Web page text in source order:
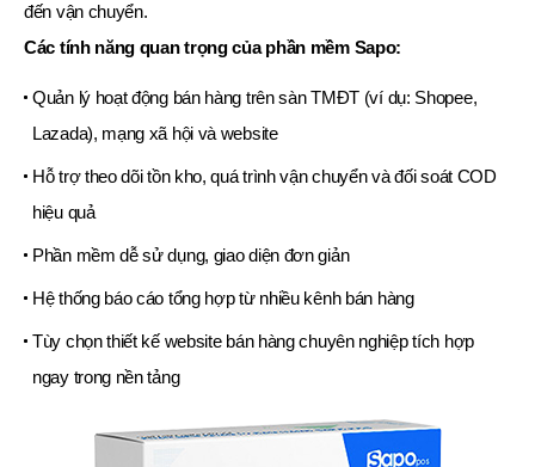
đến vận chuyển.
Các tính năng quan trọng của phần mềm Sapo:
Quản lý hoạt động bán hàng trên sàn TMĐT (ví dụ: Shopee,
Lazada), mạng xã hội và website
Hỗ trợ theo dõi tồn kho, quá trình vận chuyển và đối soát COD
hiệu quả
Phần mềm dễ sử dụng, giao diện đơn giản
Hệ thống báo cáo tổng hợp từ nhiều kênh bán hàng
Tùy chọn thiết kế website bán hàng chuyên nghiệp tích hợp
ngay trong nền tảng